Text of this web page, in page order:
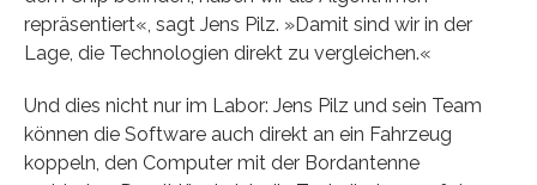
repräsentiert«, sagt Jens Pilz. »Damit sind wir in der
Lage, die Technologien direkt zu vergleichen.«
Und dies nicht nur im Labor: Jens Pilz und sein Team
können die Software auch direkt an ein Fahrzeug
koppeln, den Computer mit der Bordantenne